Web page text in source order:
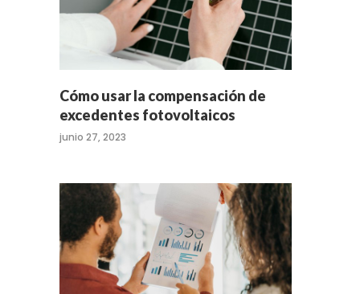
Cómo usar la compensación de
excedentes fotovoltaicos
junio 27, 2023